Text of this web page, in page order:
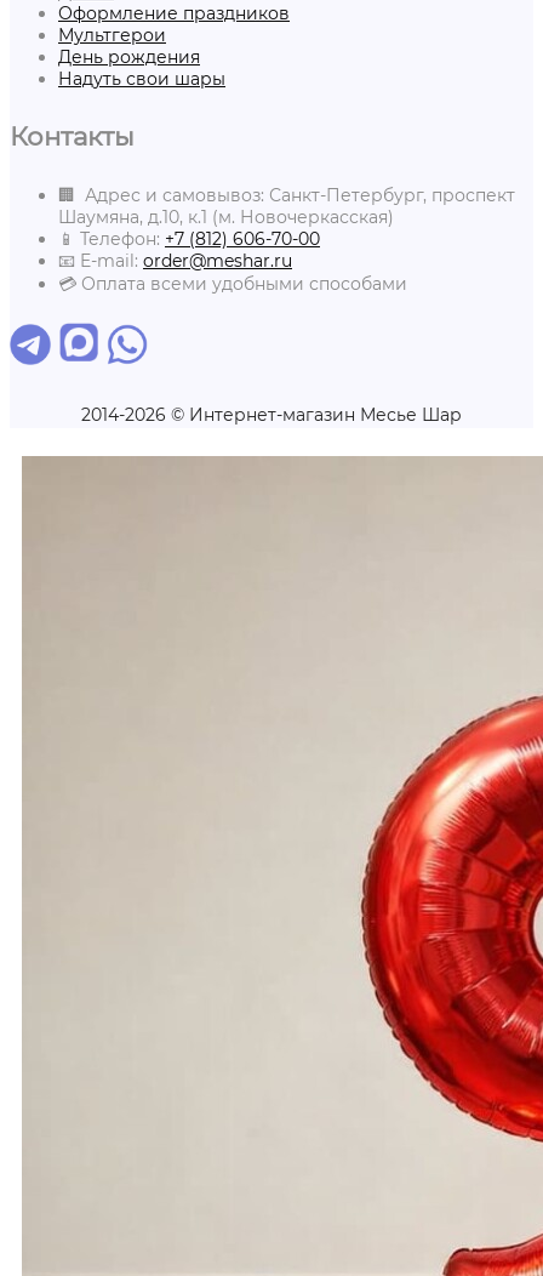
Оформление праздников
Мультгерои
День рождения
Надуть свои шары
Контакты
🏢 Адрес и самовывоз: Санкт-Петербург, проспект
Шаумяна, д.10, к.1 (м. Новочеркасская)
📱 Телефон: +7 (812) 606-70-00
📧 E-mail: order@meshar.ru
💳 Оплата всеми удобными способами
2014-2026 © Интернет-магазин Месье Шар